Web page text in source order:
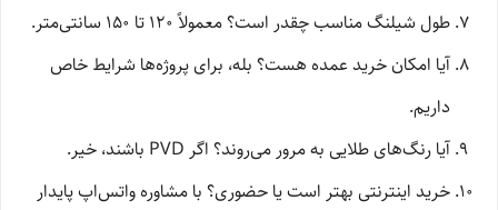
طول شیلنگ مناسب چقدر است؟ معمولاً ۱۲۰ تا ۱۵۰ سانتی‌متر.
آیا امکان خرید عمده هست؟ بله، برای پروژه‌ها شرایط خاص
داریم.
آیا رنگ‌های طلایی به مرور می‌روند؟ اگر PVD باشند، خیر.
خرید اینترنتی بهتر است یا حضوری؟ با مشاوره واتس‌اپ پایدار